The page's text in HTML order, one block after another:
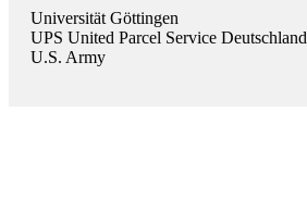
Universität Göttingen
UPS United Parcel Service Deutschland
U.S. Army